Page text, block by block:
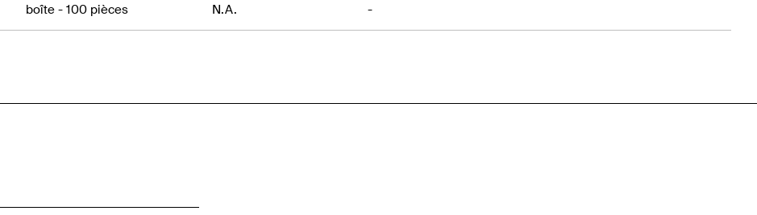
boîte - 100 pièces N.A. -